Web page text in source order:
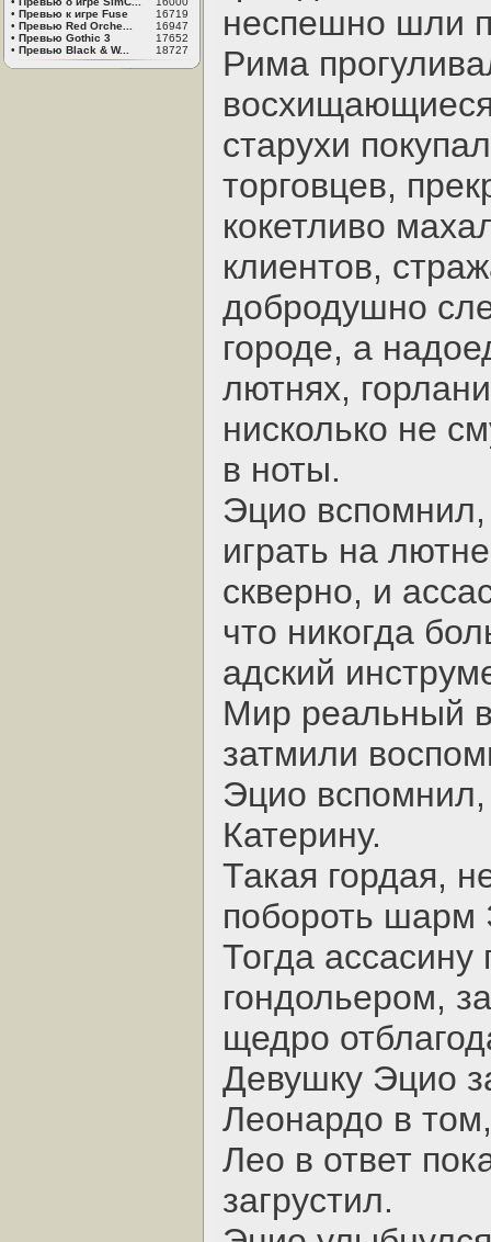
• Превью к игре Fuse
16719
• Превью Red Orche...
16947
• Превью Gothic 3
17652
• Превью Black & W... 18727
неспешно шли
Рима
старухи
торговцев,
кокетливо
клиентов,
добродушно
городе, а
лютнях,
нисколько не
в ноты.
Эцио вспомнил,
играть на
скверно, и
что никогда
адский
Мир реальный в
затмили
Эцио
Катерину.
Такая гордая,
побороть шарм
Тогда
гондольером,
щедро
Девушку Эцио
Леонардо в
Лео в ответ
загрустил.